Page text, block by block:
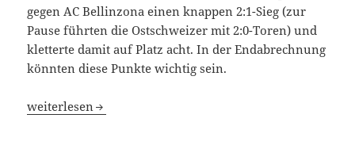
gegen AC Bellinzona einen knappen 2:1-Sieg (zur
Pause führten die Ostschweizer mit 2:0-Toren) und
kletterte damit auf Platz acht. In der Endabrechnung
könnten diese Punkte wichtig sein.
FC Schaffhausen und Etolie Carouge kassieren beide
weiterlesen